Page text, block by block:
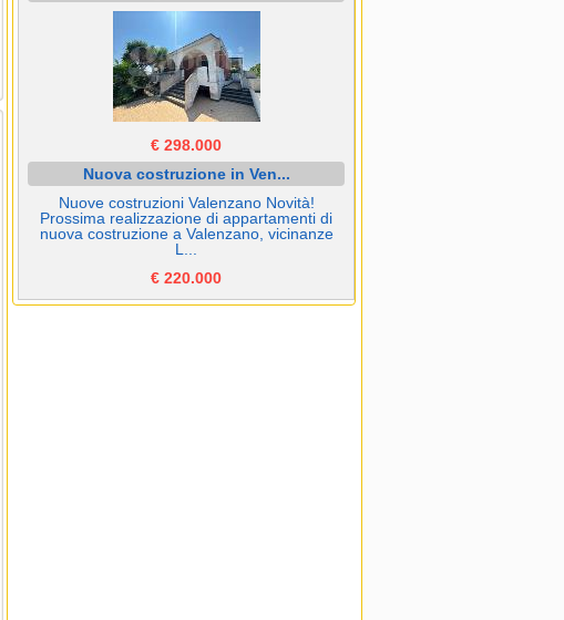
€ 298.000
Nuova costruzione in Ven...
Nuove costruzioni Valenzano Novità!
Prossima realizzazione di appartamenti di
nuova costruzione a Valenzano, vicinanze
L...
€ 220.000